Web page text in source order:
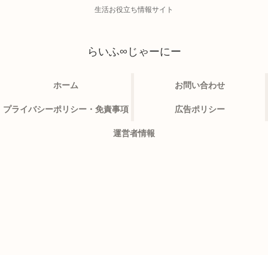
生活お役立ち情報サイト
らいふ∞じゃーにー
ホーム お問い合わせ
プライバシーポリシー・免責事項 広告ポリシー
運営者情報